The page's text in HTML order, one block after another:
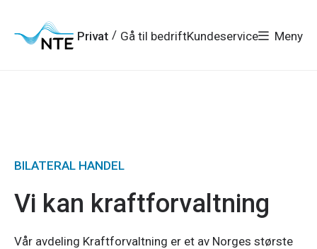
hovedmeny
søk
hovedinnhold
bunnområde
Privat / Gå til bedriftKundeservice Meny
BILATERAL HANDEL
Vi kan kraftforvaltning
Vår avdeling Kraftforvaltning er et av Norges største